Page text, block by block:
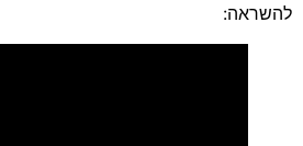
להשראה: